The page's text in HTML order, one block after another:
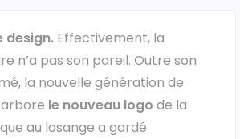
design. Effectivement, la
n’a pas son pareil. Outre son
la nouvelle génération de
le nouveau logo de la
au losange a gardé